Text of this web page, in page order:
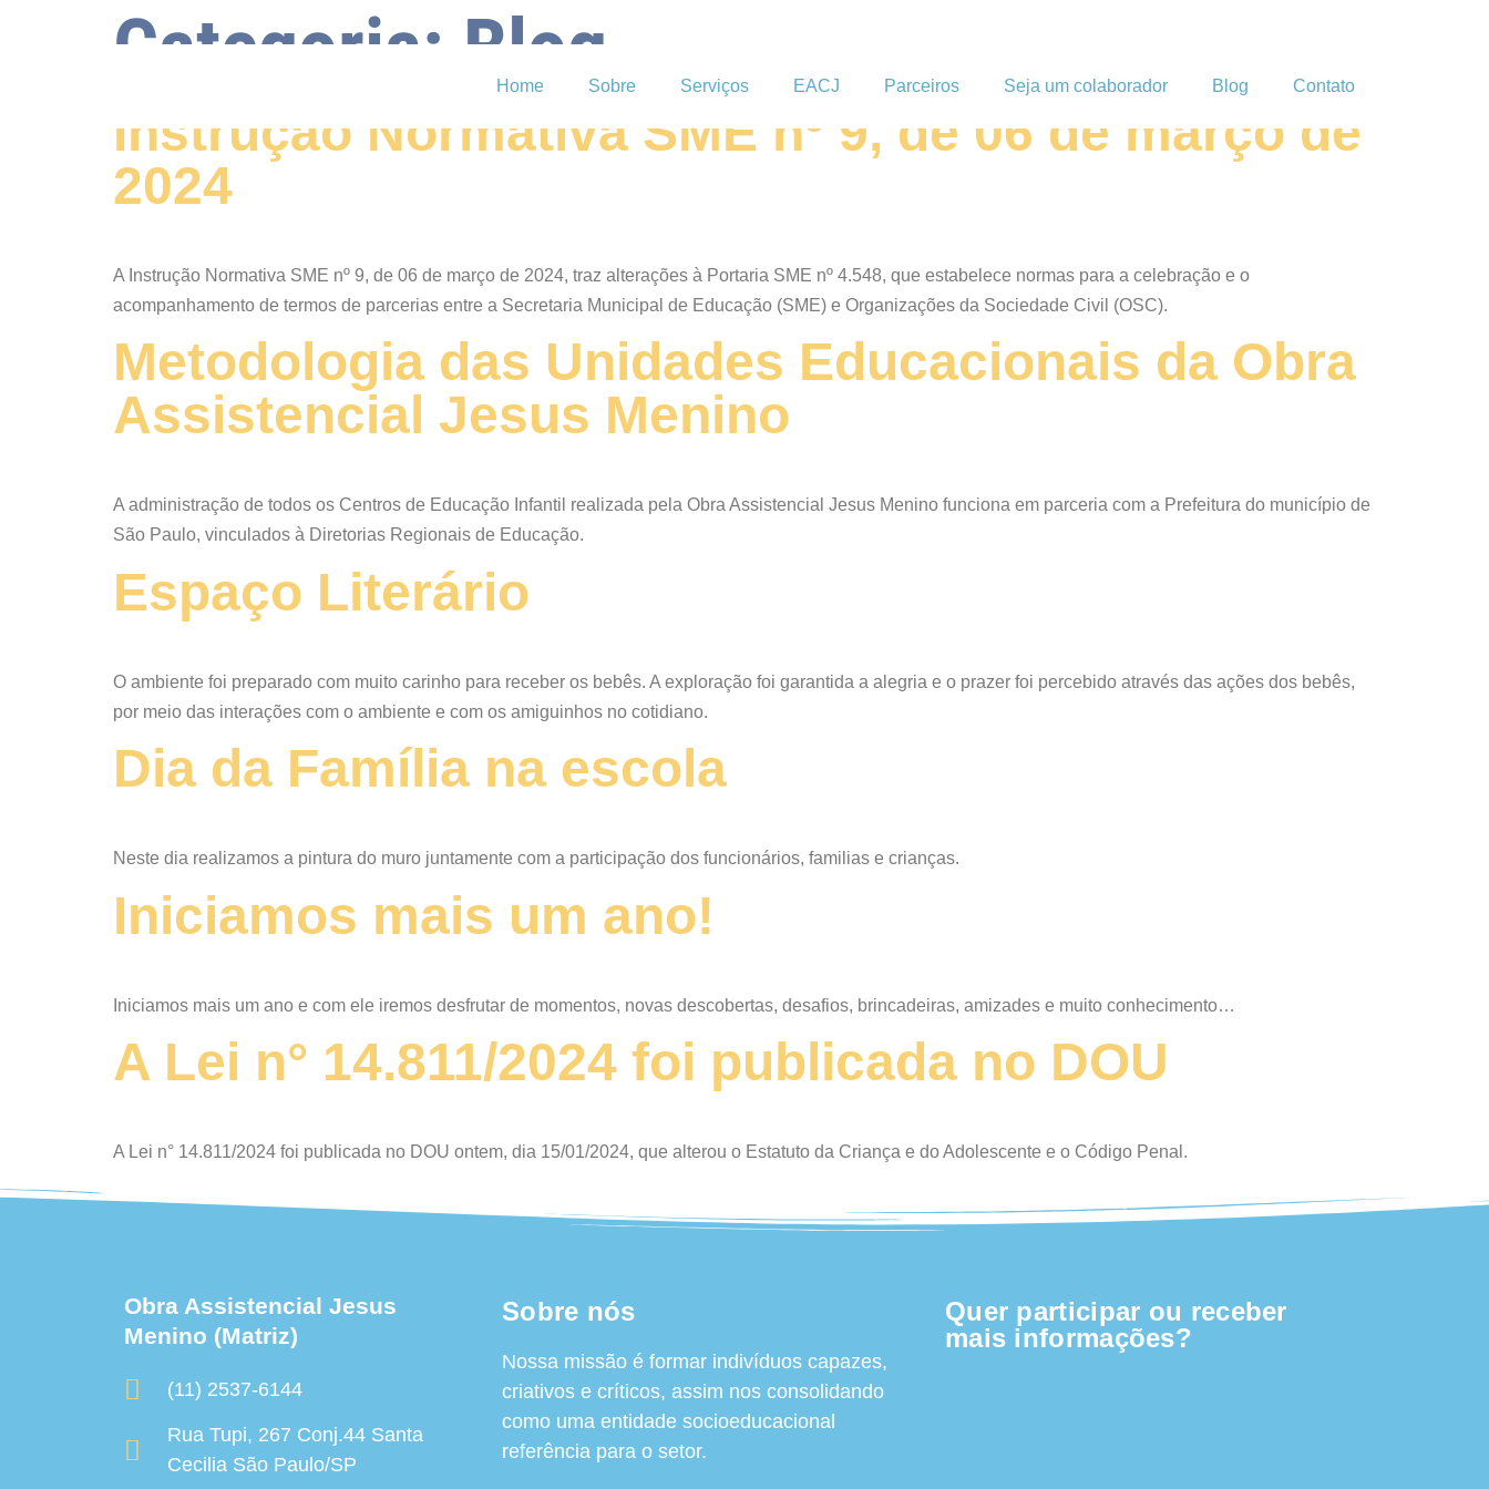
Home Sobre Serviços EACJ Parceiros Seja um colaborador Blog Contato
Categoria: Blog
Instrução Normativa SME nº 9, de 06 de março de
2024
A Instrução Normativa SME nº 9, de 06 de março de 2024, traz alterações à Portaria SME nº 4.548, que estabelece normas para a celebração e o
acompanhamento de termos de parcerias entre a Secretaria Municipal de Educação (SME) e Organizações da Sociedade Civil (OSC).
Metodologia das Unidades Educacionais da Obra
Assistencial Jesus Menino
A administração de todos os Centros de Educação Infantil realizada pela Obra Assistencial Jesus Menino funciona em parceria com a Prefeitura do município de
São Paulo, vinculados à Diretorias Regionais de Educação.
Espaço Literário
O ambiente foi preparado com muito carinho para receber os bebês. A exploração foi garantida a alegria e o prazer foi percebido através das ações dos bebês,
por meio das interações com o ambiente e com os amiguinhos no cotidiano.
Dia da Família na escola
Neste dia realizamos a pintura do muro juntamente com a participação dos funcionários, familias e crianças.
Iniciamos mais um ano!
Iniciamos mais um ano e com ele iremos desfrutar de momentos, novas descobertas, desafios, brincadeiras, amizades e muito conhecimento…
A Lei n° 14.811/2024 foi publicada no DOU
A Lei n° 14.811/2024 foi publicada no DOU ontem, dia 15/01/2024, que alterou o Estatuto da Criança e do Adolescente e o Código Penal.
Obra Assistencial Jesus
Menino (Matriz)
(11) 2537-6144
Rua Tupi, 267 Conj.44 Santa
Cecilia São Paulo/SP
Sobre nós
Nossa missão é formar indivíduos capazes,
criativos e críticos, assim nos consolidando
como uma entidade socioeducacional
referência para o setor.
Quer participar ou receber
mais informações?